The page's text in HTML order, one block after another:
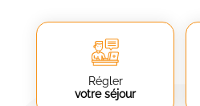
Régler
votre séjour